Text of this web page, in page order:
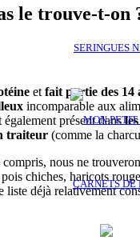
SERINGUES
CARNETS DE
le trouve-t-on
et fait partie des 14
incomparable aux
également présent dans
traiteur (comme la
nous ne
chiches, haricots
liste déjà relativement